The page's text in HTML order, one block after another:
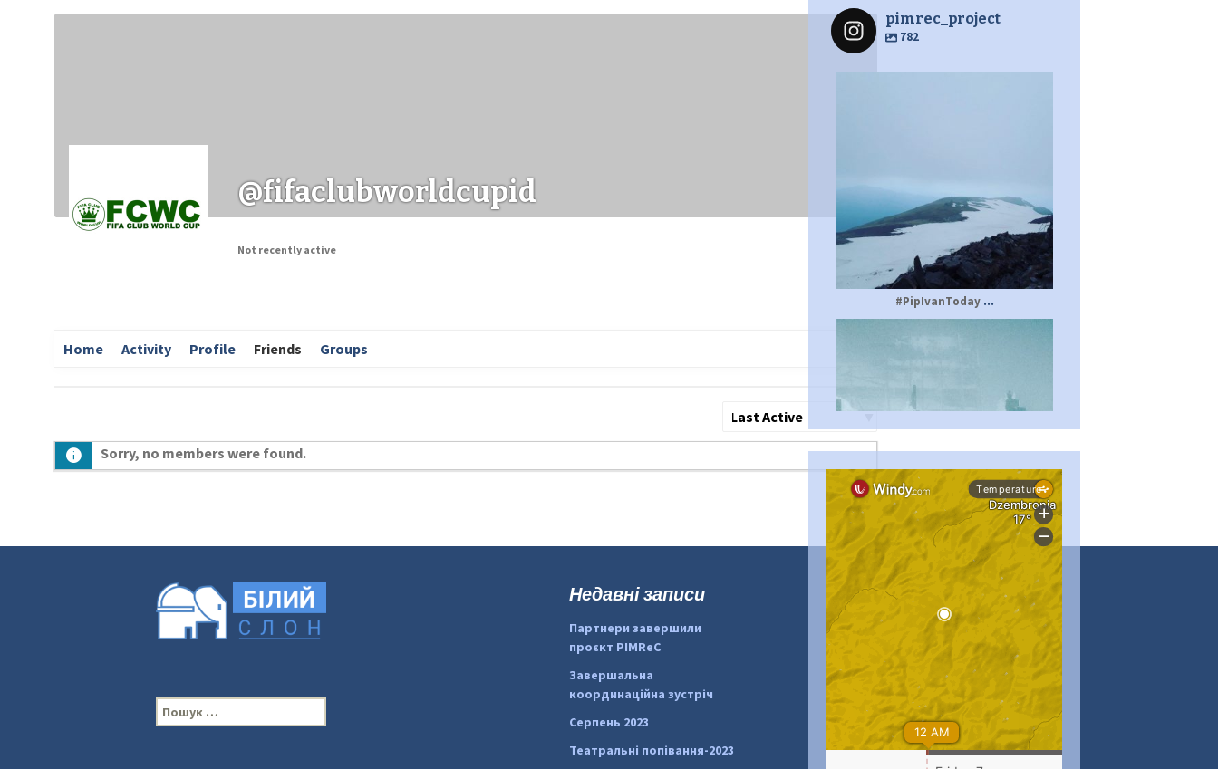
Заходи
@fifaclubworldcupid
Not recently active
Home Activity Profile Friends Groups
Show:
Sorry, no members were found.
pimrec_project
782
#PipIvanToday ...
#PipIvanToday...
pimrec_project
П
о
Недавні записи
Партнери завершили
проєкт PIMReC
Завершальна
координаційна зустріч
Серпень 2023
Театральні попівання-2023